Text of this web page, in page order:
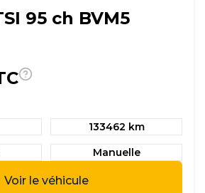
95 ch BVM5
133462 km
Manuelle
Voir le véhicule